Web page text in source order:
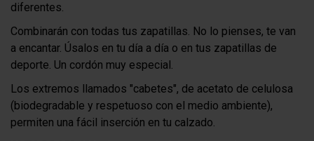
diferentes.
Combinarán con todas tus zapatillas. No lo pienses, te van
a encantar. Úsalos en tu día a día o en tus zapatillas de
deporte. Un cordón muy especial.
Los extremos llamados "cabetes", de acetato de celulosa
(biodegradable y respetuoso con el medio ambiente),
permiten una fácil inserción en tu calzado.